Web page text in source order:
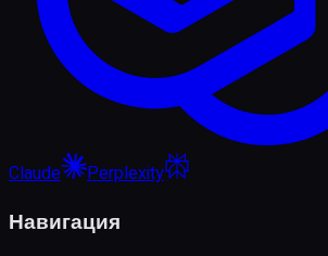
Claude Perplexity
Навигация